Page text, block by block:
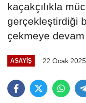
kaçakçılıkla
gerçekleştirdiği
çekmeye
ASAYIŞ 22 Ocak